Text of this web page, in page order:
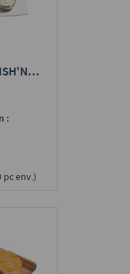
:
pc env.)